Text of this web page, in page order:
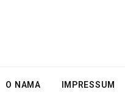
O NAMA IMPRESSUM